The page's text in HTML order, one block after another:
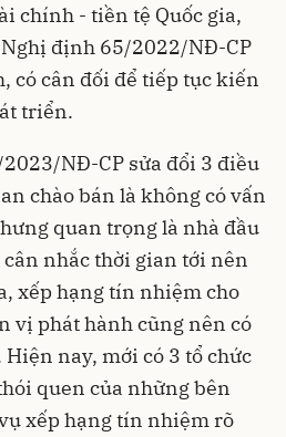
chính - tiền tệ Quốc gia,
định 65/2022/NĐ-CP
có cân đối để tiếp tục kiến
triển.
NĐ-CP sửa đổi 3 điều
chào bán là không có vấn
quan trọng là nhà đầu
nhắc thời gian tới nên
xếp hạng tín nhiệm cho
vị phát hành cũng nên có
nay, mới có 3 tổ chức
quen của những bên
xếp hạng tín nhiệm rõ